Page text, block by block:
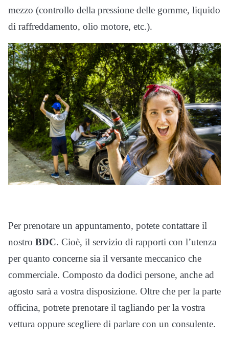
mezzo (controllo della pressione delle gomme, liquido
di raffreddamento, olio motore, etc.).
Per prenotare un appuntamento, potete contattare il
nostro BDC. Cioè, il servizio di rapporti con l’utenza
per quanto concerne sia il versante meccanico che
commerciale. Composto da dodici persone, anche ad
agosto sarà a vostra disposizione. Oltre che per la parte
officina, potrete prenotare il tagliando per la vostra
vettura oppure scegliere di parlare con un consulente.